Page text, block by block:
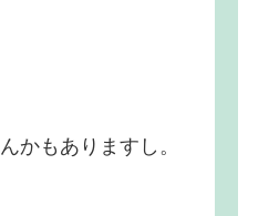
かもありますし。